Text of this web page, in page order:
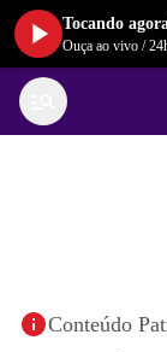
Conteúdo
Tocando
Ouça ao vivo /